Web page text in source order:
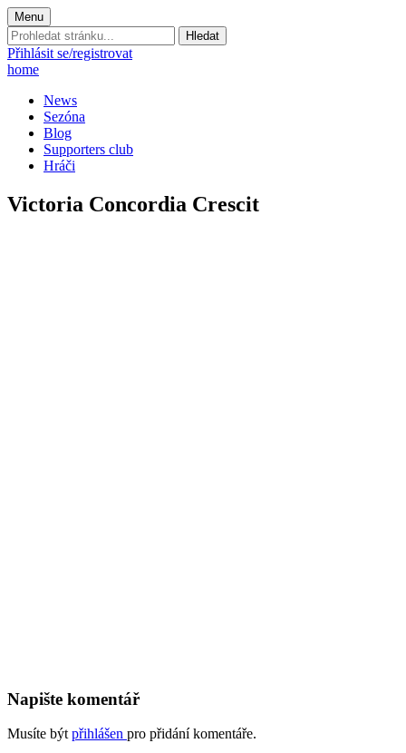
Menu
Prohledat
stránku:
Přihlásit se/registrovat
home
News
Sezóna
Blog
Supporters club
Hráči
Victoria Concordia Crescit
Napište komentář
Musíte být přihlášen pro přidání komentáře.